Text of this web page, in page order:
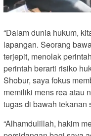
“Dalam dunia hukum,
lapangan. Seorang
terjepit, menolak
perintah berarti risiko
Shobur, saya fokus
memiliki mens rea atau
tugas di bawah tekanan
“Alhamdulillah, hakim